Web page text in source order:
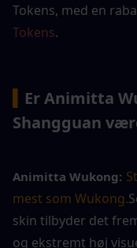
Tokens, med en
Tokens.
Er Animitta
Shangguan
Animitta Wukong:
mest som Wukong.
skin tilbyder det
og ekstremt høj